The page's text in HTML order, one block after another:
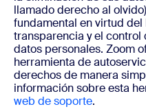
llamado derecho al
fundamental en virtud del
transparencia y el control
datos personales. Zoom
herramienta de
derechos de manera
información sobre esta
web de soporte.